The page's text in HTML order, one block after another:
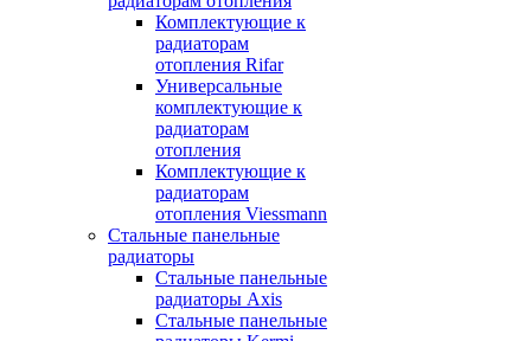
Комплектующие к
радиаторам
отопления Rifar
Универсальные
комплектующие к
радиаторам
отопления
Комплектующие к
радиаторам
отопления Viessmann
Стальные панельные
радиаторы
Стальные панельные
радиаторы Axis
Стальные панельные